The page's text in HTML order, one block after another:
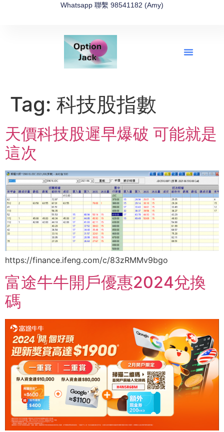
Whatsapp 聯繫 98541182 (Amy)
Tag: 科技股指數
天價科技股遲早爆破 可能就是
這次
https://finance.ifeng.com/c/83zRMMv9bgo
富途牛牛開戶優惠2024兌換
碼